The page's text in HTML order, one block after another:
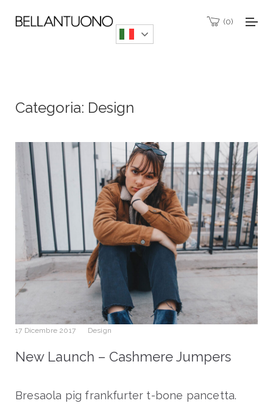
0
Categoria: Design
17 Dicembre 2017 Design
New Launch – Cashmere Jumpers
Bresaola pig frankfurter t-bone pancetta.